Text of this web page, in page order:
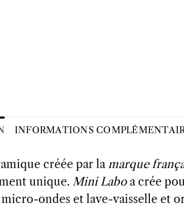
INFORMATIONS
créée par la marque
unique. Mini Laboa crée
ondes et lave-vaisselle et